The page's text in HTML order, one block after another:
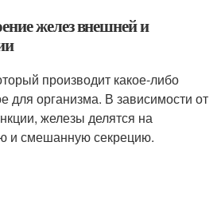
желез внешней и
производит какое-либо
для организма. В зависимости от
железы делятся на
и смешанную секрецию.